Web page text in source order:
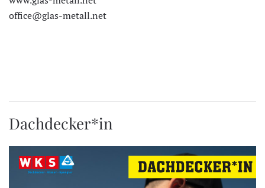
office@glas-metall.net
Dachdecker*in